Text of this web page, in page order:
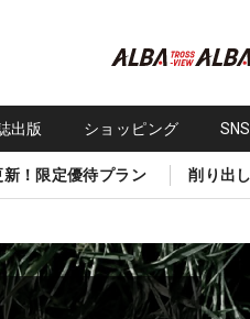
出版 ショッピング
！限定優待プラン 削り出